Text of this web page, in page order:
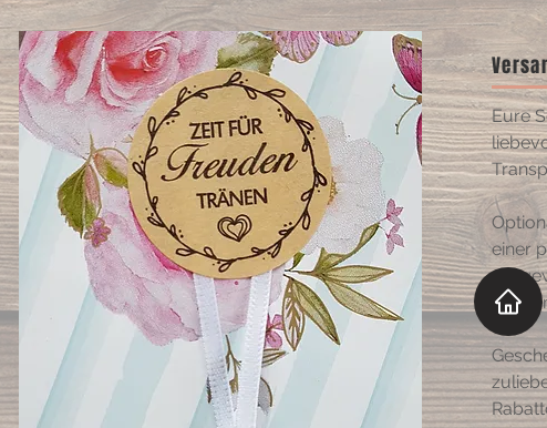
Eure
einer
die
zur